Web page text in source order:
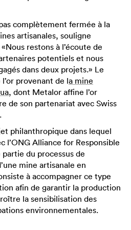
complètement fermée à la
artisanales, souligne
restons à l’écoute de
potentiels et nous
dans deux projets.» Le
provenant de la mine
, dont Metalor affine l’or
de son partenariat avec Swiss
philanthropique dans lequel
l’ONG Alliance for Responsible
du processus de
mine artisanale en
à accompagner ce type
afin de garantir la production
la sensibilisation des
environnementales.